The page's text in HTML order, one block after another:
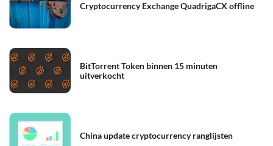
Cryptocurrency Exchange QuadrigaCX offline
BitTorrent Token binnen 15 minuten
uitverkocht
China update cryptocurrency ranglijsten